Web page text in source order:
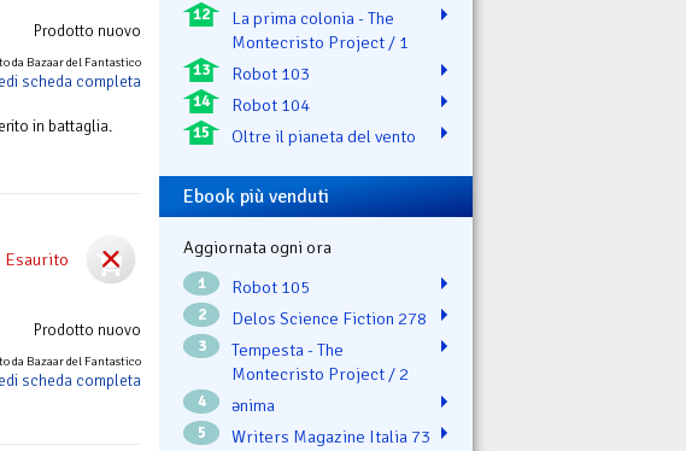
Prodotto nuovo
da Bazaar del Fantastico
scheda completa
in battaglia.
Esaurito
Prodotto nuovo
da Bazaar del Fantastico
scheda completa
12
La prima colonia - The
Montecristo Project / 1
13 Robot 103
14 Robot 104
15 Oltre il pianeta del vento
Ebook più venduti
Aggiornata ogni ora
1 Robot 105
2 Delos Science Fiction 278
3
Tempesta - The
Montecristo Project / 2
4 ənima
5 Writers Magazine Italia 73